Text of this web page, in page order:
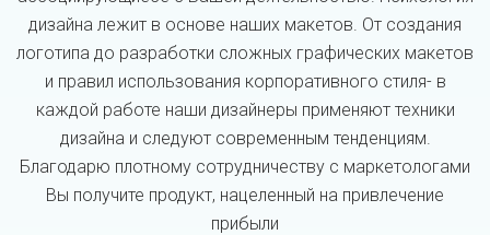
дизайна лежит в основе наших макетов. От создания
логотипа до разработки сложных графических макетов
и правил использования корпоративного стиля- в
каждой работе наши дизайнеры применяют техники
дизайна и следуют современным тенденциям.
Благодарю плотному сотрудничеству с маркетологами
Вы получите продукт, нацеленный на привлечение
прибыли